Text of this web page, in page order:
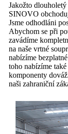
Jakožto
SINOVO
Jsme odhodláni
Abychom se při
zavádíme
na naše vrtné
nabízíme
toho nabízíme
komponenty
naši zahraniční